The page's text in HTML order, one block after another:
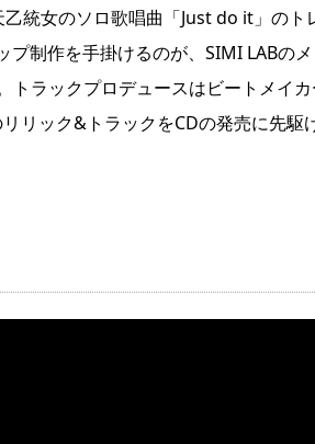
統女のソロ歌唱曲「Just do it」のト
制作を手掛けるのが、SIMI LABの
トラックプロデュースはビートメイ
リック&トラックをCDの発売に先駆